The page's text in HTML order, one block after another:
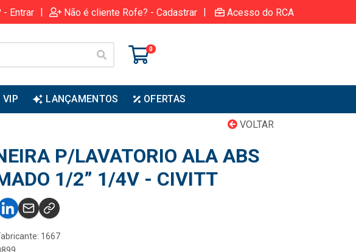
Entrar | Não é cliente Rofe? - Cadastrar | Acesso do RCA
0
VIP LANÇAMENTOS OFERTAS
VOLTAR
P/LAVATORIO ALA ABS
1/2” 1/4V - CIVITT
1667